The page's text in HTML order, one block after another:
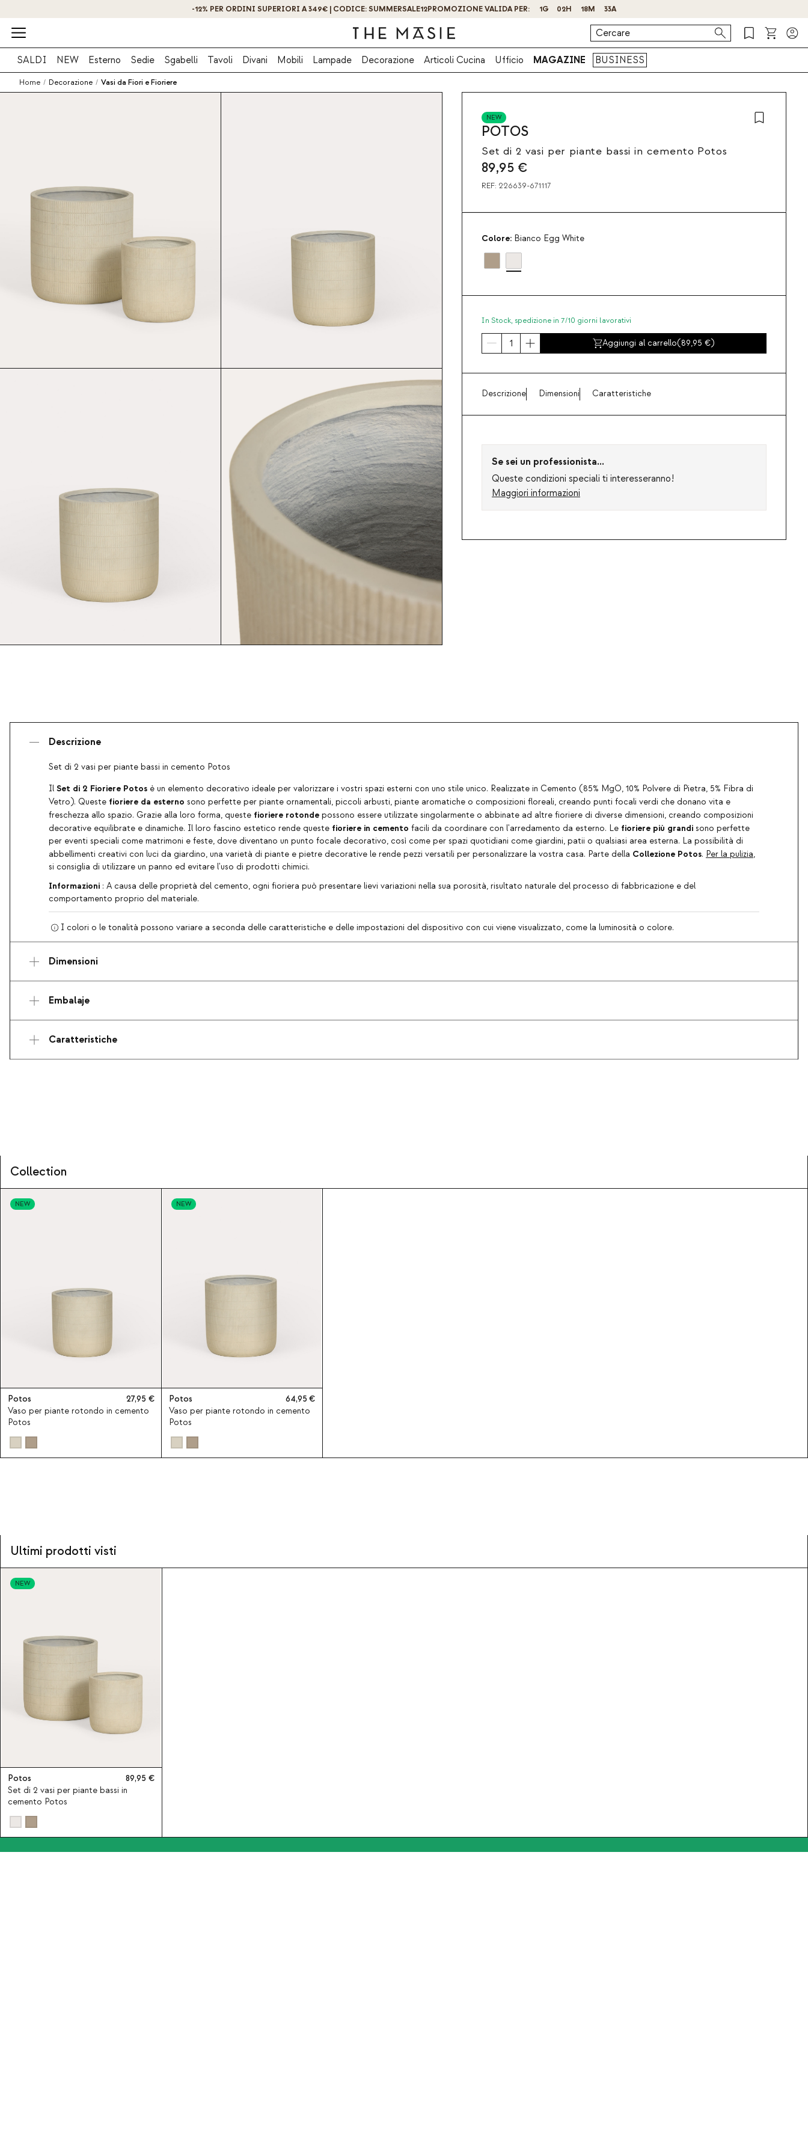
OTTIENI IL -10% DI SCONTO ISCRIVENDOTI ORA!
SALDI NEW Esterno Sedie Sgabelli Tavoli Divani Mobili Lampade Decorazione Articoli Cucina Ufficio MAGAZINE BUSINESS
Home / Decorazione / Vasi da Fiori e Fioriere
NEW
POTOS
Set di 2 vasi per piante bassi in cemento Potos
89,95 €
REF: 226639-671117
Colore: Bianco Egg White
In Stock, spedizione in 7/10 giorni lavorativi
Aggiungi al carrello(89,95 )
Descrizione Dimensioni Caratteristiche
Se sei un professionista...
Queste condizioni speciali ti interesseranno!
Maggiori informazioni
Descrizione
Set di 2 vasi per piante bassi in cemento Potos
Il Set di 2 Fioriere Potos è un elemento decorativo ideale per valorizzare i vostri spazi esterni con uno stile unico. Realizzate in Cemento (85% MgO, 10% Polvere di Pietra, 5% Fibra di
Vetro). Queste fioriere da esterno sono perfette per piante ornamentali, piccoli arbusti, piante aromatiche o composizioni floreali, creando punti focali verdi che donano vita e
freschezza allo spazio. Grazie alla loro forma, queste fioriere rotonde possono essere utilizzate singolarmente o abbinate ad altre fioriere di diverse dimensioni, creando composizioni
decorative equilibrate e dinamiche. Il loro fascino estetico rende queste fioriere in cemento facili da coordinare con l'arredamento da esterno. Le fioriere più grandi sono perfette
per eventi speciali come matrimoni e feste, dove diventano un punto focale decorativo, così come per spazi quotidiani come giardini, patii o qualsiasi area esterna. La possibilità di
abbellimenti creativi con luci da giardino, una varietà di piante e pietre decorative le rende pezzi versatili per personalizzare la vostra casa. Parte della Collezione Potos. Per la pulizia,
si consiglia di utilizzare un panno ed evitare l'uso di prodotti chimici.
Informazioni : A causa delle proprietà del cemento, ogni fioriera può presentare lievi variazioni nella sua porosità, risultato naturale del processo di fabbricazione e del
comportamento proprio del materiale.
I colori o le tonalità possono variare a seconda delle caratteristiche e delle impostazioni del dispositivo con cui viene visualizzato, come la luminosità o colore.
Dimensioni
Embalaje
Caratteristiche
Collection
NEW
Potos
27,95
Vaso per piante rotondo in cemento
Potos
NEW
Potos
64,95
Vaso per piante rotondo in cemento
Potos
Ultimi prodotti visti
NEW
Potos
89,95
Set di 2 vasi per piante bassi in
cemento Potos